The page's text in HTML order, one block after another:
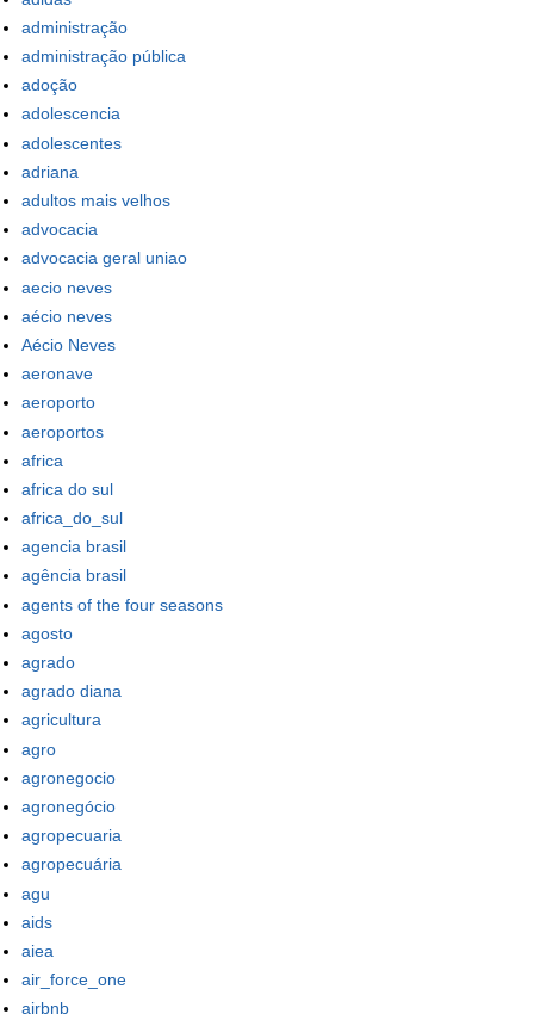
administração
administração pública
adoção
adolescencia
adolescentes
adriana
adultos mais velhos
advocacia
advocacia geral uniao
aecio neves
aécio neves
Aécio Neves
aeronave
aeroporto
aeroportos
africa
africa do sul
africa_do_sul
agencia brasil
agência brasil
agents of the four seasons
agosto
agrado
agrado diana
agricultura
agro
agronegocio
agronegócio
agropecuaria
agropecuária
agu
aids
aiea
air_force_one
airbnb